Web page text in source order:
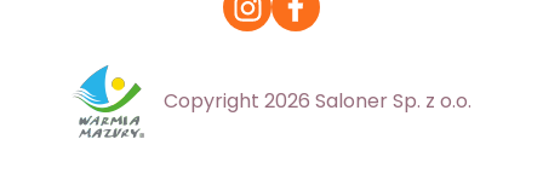
Copyright 2026 Saloner Sp. z o.o.